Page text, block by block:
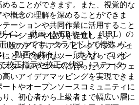
ることができます。また、視覚的な
概念の理解を深めることができま
ーションや共同作業に活用すること
ーションや協力を促進します。
版のアイデアマッピングソフトウェ
とって便利なツールとなっていま
タイルやニーズに合ったソフトウェ
いアイデアマッピングを実現できま
トやオープンソースコミュニティに
、初心者から上級者まで幅広い層に
イン・動画・WEBサイト（URL）の
ツールです。クラウド上で複数メン
、動画を共有し、『赤入れ・コメン
校正指示や校正の状況（ステータ